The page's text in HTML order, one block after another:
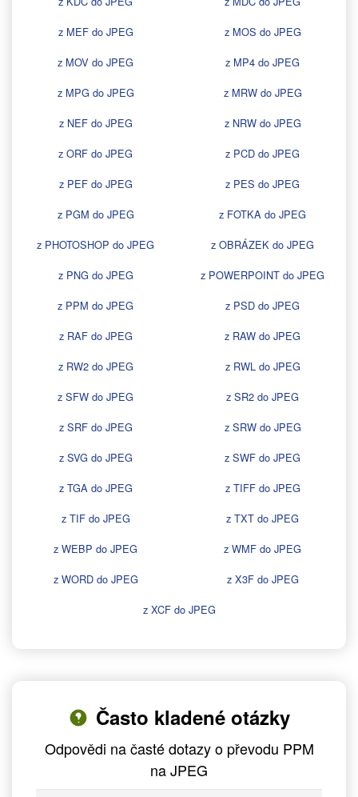
z MEF do JPEG
z MOS do JPEG
z MOV do JPEG
z MP4 do JPEG
z MPG do JPEG
z MRW do JPEG
z NEF do JPEG
z NRW do JPEG
z ORF do JPEG
z PCD do JPEG
z PEF do JPEG
z PES do JPEG
z PGM do JPEG
z FOTKA do JPEG
z PHOTOSHOP do JPEG
z OBRÁZEK do JPEG
z PNG do JPEG
z POWERPOINT do JPEG
z PPM do JPEG
z PSD do JPEG
z RAF do JPEG
z RAW do JPEG
z RW2 do JPEG
z RWL do JPEG
z SFW do JPEG
z SR2 do JPEG
z SRF do JPEG
z SRW do JPEG
z SVG do JPEG
z SWF do JPEG
z TGA do JPEG
z TIFF do JPEG
z TIF do JPEG
z TXT do JPEG
z WEBP do JPEG
z WMF do JPEG
z WORD do JPEG
z X3F do JPEG
z XCF do JPEG
Často kladené otázky
Odpovědi na časté dotazy o převodu PPM
na JPEG